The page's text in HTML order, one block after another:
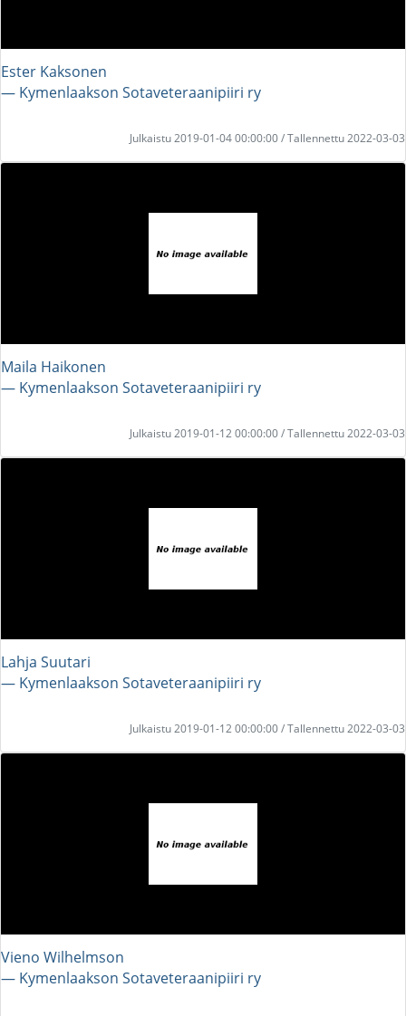
Ester Kaksonen
― Kymenlaakson Sotaveteraanipiiri ry
Julkaistu 2019-01-04 00:00:00 / Tallennettu 2022-03-03
Maila Haikonen
― Kymenlaakson Sotaveteraanipiiri ry
Julkaistu 2019-01-12 00:00:00 / Tallennettu 2022-03-03
Lahja Suutari
― Kymenlaakson Sotaveteraanipiiri ry
Julkaistu 2019-01-12 00:00:00 / Tallennettu 2022-03-03
Vieno Wilhelmson
― Kymenlaakson Sotaveteraanipiiri ry